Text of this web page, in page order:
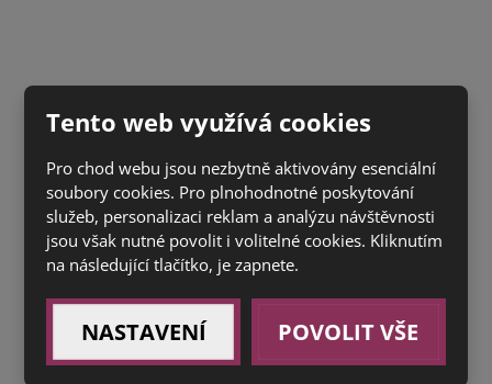
Tento web využívá cookies
Pro chod webu jsou nezbytně aktivovány esenciální
soubory cookies. Pro plnohodnotné poskytování
služeb, personalizaci reklam a analýzu návštěvnosti
jsou však nutné povolit i volitelné cookies. Kliknutím
na následující tlačítko, je zapnete.
NASTAVENÍ POVOLIT VŠE